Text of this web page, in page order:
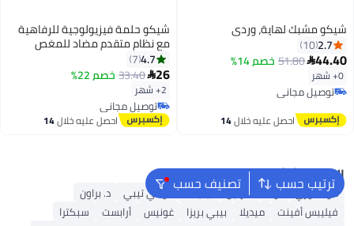
شيكو مشبك لهاية، وردي
2.7
10
44.40
51.80خصم 14%
0+ شهر
توصيل مجاني
توصيل مجاني
احصل عليه خلال14
شيكو حلمة فيزيولوجية للرفاهية
مع نظام متقدم مضاد للمغص
قطع
4.7
7
26
33.40خصم 22%
2+ شهر
توصيل مجاني
توصيل مجانياحصل عليه خلال14
ترتيب حسب تصنيف حسب البحث الشائع
مومكوزي نوك فارلين بيبيلاند تومي تيبي
د. براون
فيليبس أفينت
ميديلا بيبي بريزا غونيس أرابست
سبكترا